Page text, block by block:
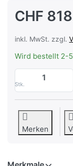
CHF
inkl. MwSt. zzgl.
Wird bestellt 2-
Stk.
Merken